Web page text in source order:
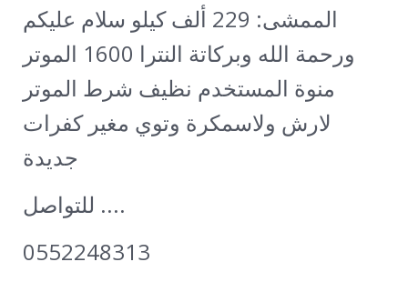
الممشى: 229 ألف كيلو
سلام عليكم
ورحمة الله وبركاتة النترا 1600 الموتر
منوة المستخدم نظيف شرط الموتر
لارش ولاسمكرة وتوي مغير كفرات
جديدة
للتواصل ....
0552248313